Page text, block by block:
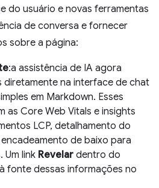
do usuário e novas ferramentas
de conversa e fornecer
sobre a página:
:a assistência de IA agora
diretamente na interface de chat
em Markdown. Esses
as Core Web Vitals e insights
LCP, detalhamento do
de baixo para
Um link Revelar dentro do
fonte dessas informações no